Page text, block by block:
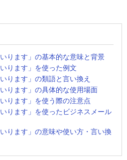
ります」の基本的な意味と背景
ります」を使った例文
ります」の類語と言い換え
ります」の具体的な使用場面
ります」を使う際の注意点
ります」を使ったビジネスメール
ります」の意味や使い方・言い換